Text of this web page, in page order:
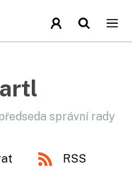
správní rady
RSS